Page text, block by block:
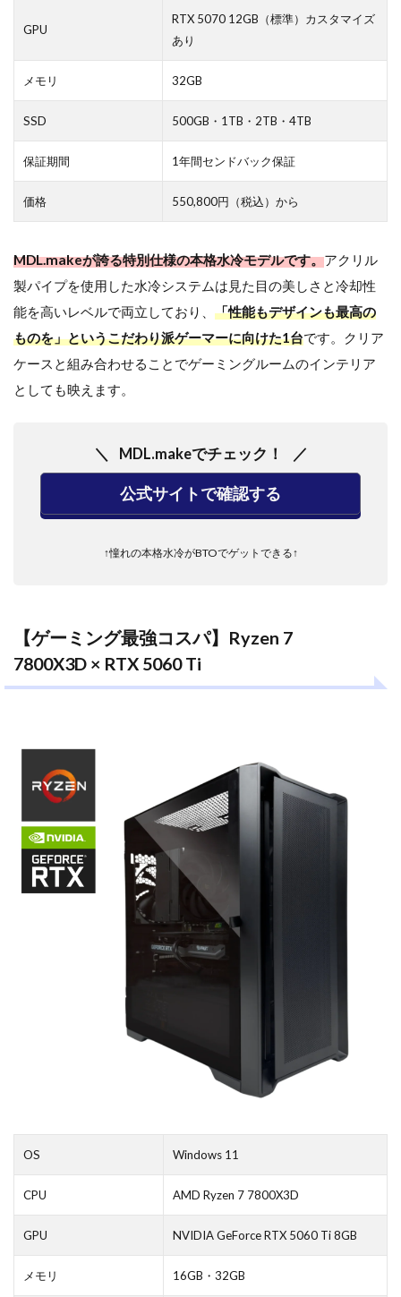
GPU
RTX 5070 12GB（標準）カスタマイズ
あり
メモリ 32GB
SSD 500GB・1TB・2TB・4TB
保証期間 1年間センドバック保証
価格 550,800円（税込）から
MDL.makeが誇る特別仕様の本格水冷モデルです。アクリル
製パイプを使用した水冷システムは見た目の美しさと冷却性
能を高いレベルで両立しており、 「性能もデザインも最高の
ものを」というこだわり派ゲーマーに向けた1台です。クリア
ケースと組み合わせることでゲーミングルームのインテリア
としても映えます。
MDL.makeでチェック！
公式サイトで確認する
↑憧れの本格水冷がBTOでゲットできる↑
【ゲーミング最強コスパ】Ryzen 7
7800X3D × RTX 5060 Ti
OS Windows 11
CPU AMD Ryzen 7 7800X3D
GPU NVIDIA GeForce RTX 5060 Ti 8GB
メモリ 16GB・32GB